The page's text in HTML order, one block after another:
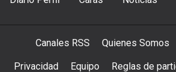
Canales RSS Quienes Somos
Privacidad Equipo Reglas de